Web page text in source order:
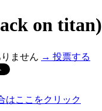
on titan)
ません → 投票する
はここをクリック